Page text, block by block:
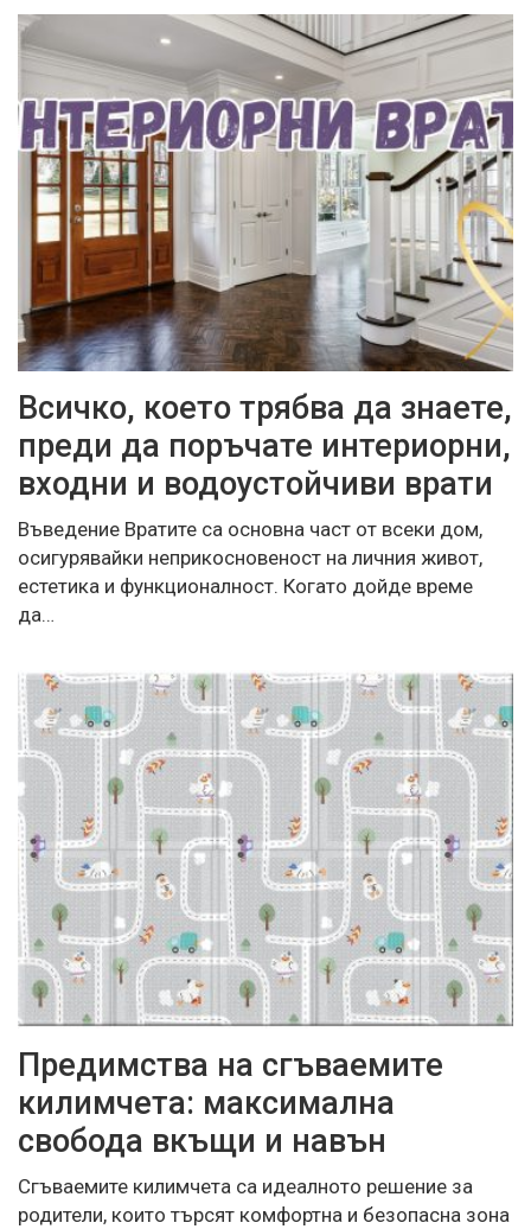
Всичко, което трябва да знаете,
преди да поръчате интериорни,
входни и водоустойчиви врати
Въведение Вратите са основна част от всеки дом,
осигурявайки неприкосновеност на личния живот,
естетика и функционалност. Когато дойде време
да…
Предимства на сгъваемите
килимчета: максимална
свобода вкъщи и навън
Сгъваемите килимчета са идеалното решение за
родители, които търсят комфортна и безопасна зона